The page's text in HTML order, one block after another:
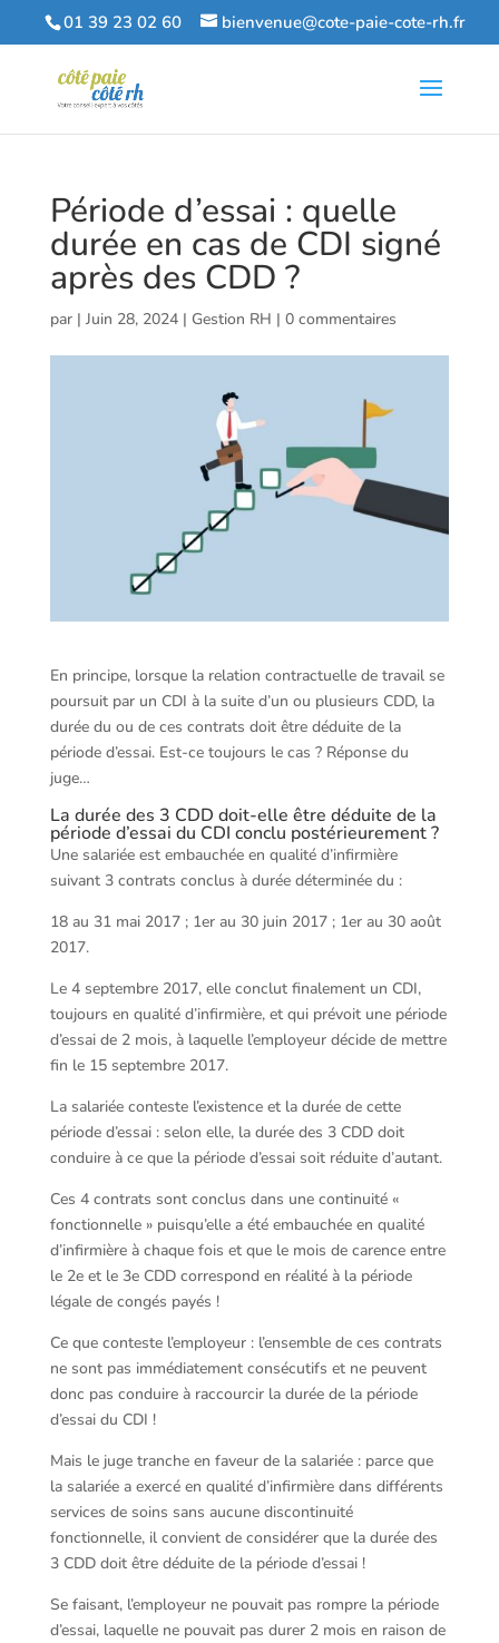
01 39 23 02 60 bienvenue@cote-paie-cote-rh.fr
Période d’essai : quelle
durée en cas de CDI signé
après des CDD ?
par | Juin 28, 2024| Gestion RH | 0 commentaires
En principe, lorsque la relation contractuelle de travail se
poursuit par un CDI à la suite d’un ou plusieurs CDD, la
durée du ou de ces contrats doit être déduite de la
période d’essai. Est-ce toujours le cas ? Réponse du
juge…
La durée des 3 CDD doit-elle être déduite de la
période d’essai du CDI conclu postérieurement ?
Une salariée est embauchée en qualité d’infirmière
suivant 3 contrats conclus à durée déterminée du :
18 au 31 mai 2017 ; 1er au 30 juin 2017 ; 1er au 30 août
2017.
Le 4 septembre 2017, elle conclut finalement un CDI,
toujours en qualité d’infirmière, et qui prévoit une période
d’essai de 2 mois, à laquelle l’employeur décide de mettre
fin le 15 septembre 2017.
La salariée conteste l’existence et la durée de cette
période d’essai : selon elle, la durée des 3 CDD doit
conduire à ce que la période d’essai soit réduite d’autant.
Ces 4 contrats sont conclus dans une continuité «
fonctionnelle » puisqu’elle a été embauchée en qualité
d’infirmière à chaque fois et que le mois de carence entre
le 2e et le 3e CDD correspond en réalité à la période
légale de congés payés !
Ce que conteste l’employeur : l’ensemble de ces contrats
ne sont pas immédiatement consécutifs et ne peuvent
donc pas conduire à raccourcir la durée de la période
d’essai du CDI !
Mais le juge tranche en faveur de la salariée : parce que
la salariée a exercé en qualité d’infirmière dans différents
services de soins sans aucune discontinuité
fonctionnelle, il convient de considérer que la durée des
3 CDD doit être déduite de la période d’essai !
Se faisant, l’employeur ne pouvait pas rompre la période
d’essai, laquelle ne pouvait pas durer 2 mois en raison de